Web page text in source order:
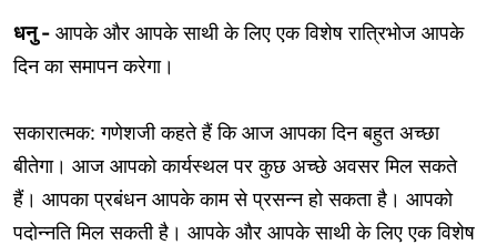
धनु - आपके और आपके साथी के लिए एक विशेष रात्रिभोज आपके
दिन का समापन करेगा।
सकारात्मक: गणेशजी कहते हैं कि आज आपका दिन बहुत अच्छा
बीतेगा। आज आपको कार्यस्थल पर कुछ अच्छे अवसर मिल सकते
हैं। आपका प्रबंधन आपके काम से प्रसन्न हो सकता है। आपको
पदोन्नति मिल सकती है। आपके और आपके साथी के लिए एक विशेष